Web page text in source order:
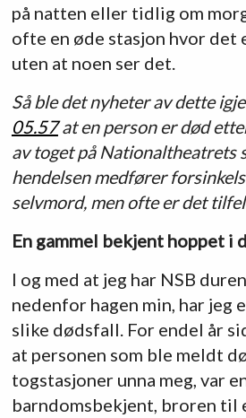
på natten eller tidlig om
ofte en øde stasjon hvor det
uten at noen ser det.
Så ble det nyheter av dette
05.57at en person er død
av toget på Nationaltheatrets
hendelsen medfører
selvmord, men ofte er det
En gammel bekjent hoppet i
I og med at jeg har NSB
nedenfor hagen min, har
slike dødsfall. For endel år
at personen som ble meldt
togstasjoner unna meg, var
barndomsbekjent, broren til